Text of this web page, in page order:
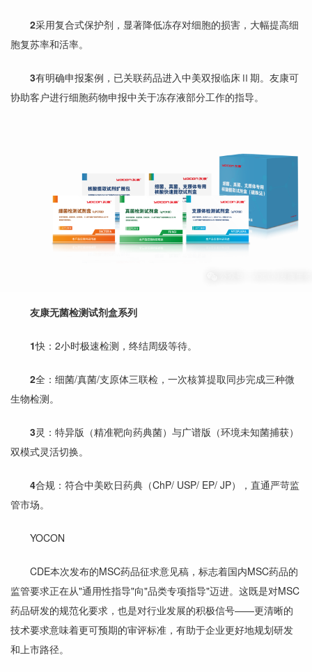
2采用复合式保护剂，显著降低冻存对细胞的损害，大幅提高细
胞复苏率和活率。
3有明确申报案例，已关联药品进入中美双报临床Ⅱ期。友康可
协助客户进行细胞药物申报中关于冻存液部分工作的指导。
友康无菌检测试剂盒系列
1快：2小时极速检测，终结周级等待。
2全：细菌/真菌/支原体三联检，一次核算提取同步完成三种微
生物检测。
3灵：特异版（精准靶向药典菌）与广谱版（环境未知菌捕获）
双模式灵活切换。
4合规：符合中美欧日药典（ChP/ USP/ EP/ JP），直通严苛监
管市场。
YOCON
CDE本次发布的MSC药品征求意见稿，标志着国内MSC药品的
监管要求正在从"通用性指导"向"品类专项指导"迈进。这既是对MSC
药品研发的规范化要求，也是对行业发展的积极信号——更清晰的
技术要求意味着更可预期的审评标准，有助于企业更好地规划研发
和上市路径。